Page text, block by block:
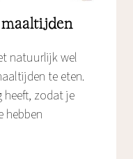
natuurlijk wel
te eten.
zodat je
hebben